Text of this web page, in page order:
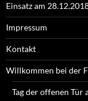
Einsatz am
Impressum
Kontakt
Willkommen bei der
Tag der offenen Tür